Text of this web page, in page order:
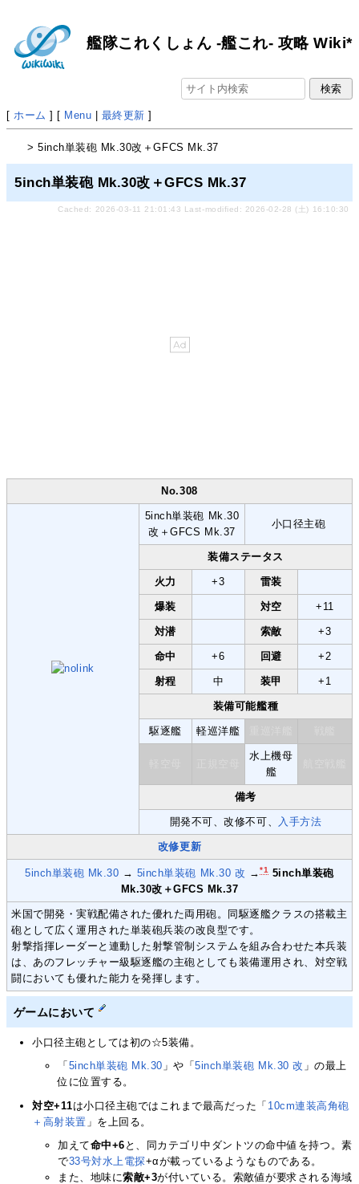
艦隊これくしょん -艦これ- 攻略 Wiki*
[ ホーム ] [ Menu | 最終更新 ]
> 5inch単装砲 Mk.30改＋GFCS Mk.37
5inch単装砲 Mk.30改＋GFCS Mk.37
Cached: 2026-03-11 21:01:43 Last-modified: 2026-02-28 (土) 16:10:30
No.308
5inch単装砲 Mk.30
改＋GFCS Mk.37
小口径主砲
装備ステータス
火力 +3 雷装
爆装 対空 +11
対潜 索敵 +3
命中 +6 回避 +2
射程 中 装甲 +1
装備可能艦種
駆逐艦 軽巡洋艦
水上機母
艦
備考
開発不可、改修不可、 入手方法
改修更新
5inch単装砲 Mk.30 → 5inch単装砲 Mk.30 改 →*1
5inch単装砲
Mk.30改＋GFCS Mk.37
米国で開発・実戦配備された優れた両用砲。同駆逐艦クラスの搭載主
砲として広く運用された単装砲兵装の改良型です。
射撃指揮レーダーと連動した射撃管制システムを組み合わせた本兵装
は、あのフレッチャー級駆逐艦の主砲としても装備運用され、対空戦
闘においても優れた能力を発揮します。
ゲームにおいて
小口径主砲としては初の☆5装備。
「 5inch単装砲 Mk.30 」や「5inch単装砲 Mk.30 改 」の最上
位に位置する。
対空+11は小口径主砲ではこれまで最高だった「 10cm連装高角砲
＋高射装置 」を上回る。
加えて命中+6 と、同カテゴリ中ダントツの命中値を持つ。素
で33号対水上電探+αが載っているようなものである。
また、地味に索敵+3が付いている。索敵値が要求される海域